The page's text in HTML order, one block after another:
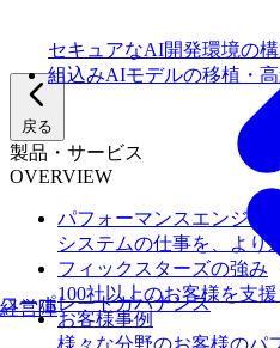
戻る
製品・サービス
OVERVIEW
パフォーマンスエンジニ
システムの仕事を、より
フィックスターズの​強み
100社以上のお客様を支
お客様事例
様々な分野のお客様のパ
経営陣
セキュアなAI開発環境の
組込みAIモデルの移植・高
コーポレートガバナンス